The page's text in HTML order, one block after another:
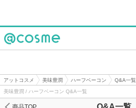
アットコスメ 美味豊潤 ハーフベーコン
Q&A一覧
美味豊潤 / ハーフベーコン Q&A一覧